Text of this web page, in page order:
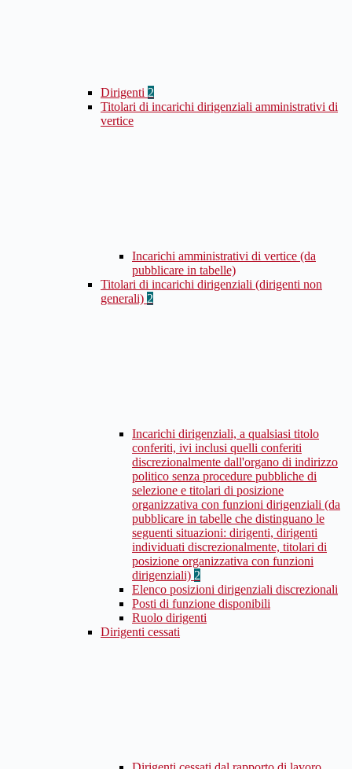
Dirigenti 2
Titolari di incarichi dirigenziali amministrativi di
vertice
Incarichi amministrativi di vertice (da
pubblicare in tabelle)
Titolari di incarichi dirigenziali (dirigenti non
generali) 2
Incarichi dirigenziali, a qualsiasi titolo
conferiti, ivi inclusi quelli conferiti
discrezionalmente dall'organo di indirizzo
politico senza procedure pubbliche di
selezione e titolari di posizione
organizzativa con funzioni dirigenziali (da
pubblicare in tabelle che distinguano le
seguenti situazioni: dirigenti, dirigenti
individuati discrezionalmente, titolari di
posizione organizzativa con funzioni
dirigenziali) 2
Elenco posizioni dirigenziali discrezionali
Posti di funzione disponibili
Ruolo dirigenti
Dirigenti cessati